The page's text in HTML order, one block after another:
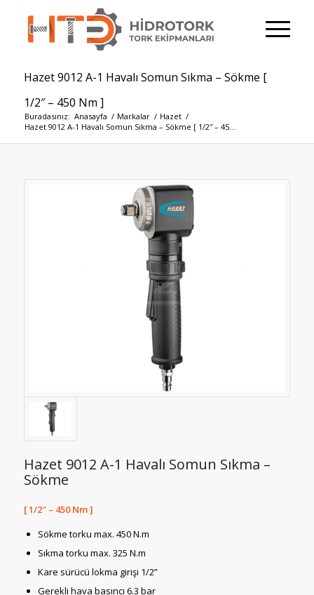
Hazet 9012 A-1 Havalı Somun Sıkma – Sökme [
1/2″ – 450 Nm ]
Buradasınız: Anasayfa / Markalar / Hazet /
Hazet 9012 A-1 Havalı Somun Sıkma – Sökme [ 1/2″ – 45...
Hazet 9012 A-1 Havalı Somun Sıkma –
Sökme
[ 1/2″ – 450 Nm ]
Sökme torku max. 450 N.m
Sıkma torku max. 325 N.m
Kare sürücü lokma girişi 1/2”
Gerekli hava basıncı 6.3 bar